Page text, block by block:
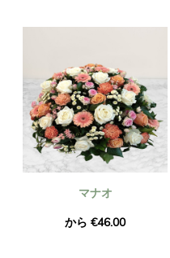
マナオ
から €46.00